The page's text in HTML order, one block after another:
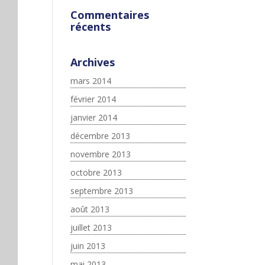
Commentaires
récents
Archives
mars 2014
février 2014
janvier 2014
décembre 2013
novembre 2013
octobre 2013
septembre 2013
août 2013
juillet 2013
juin 2013